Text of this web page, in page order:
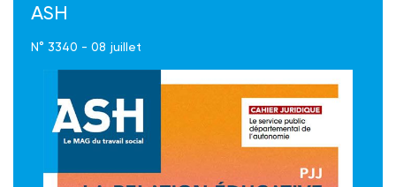
ASH
N° 3340 - 08 juillet